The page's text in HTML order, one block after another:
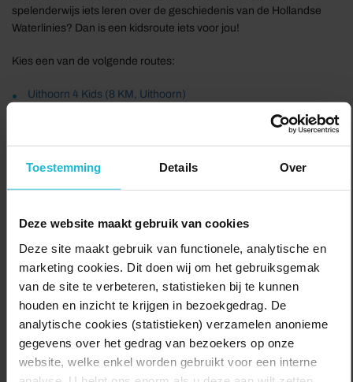
Toestemming Details Over
Deze website maakt gebruik van cookies
Deze site maakt gebruik van functionele, analytische en
marketing cookies. Dit doen wij om het gebruiksgemak
van de site te verbeteren, statistieken bij te kunnen
houden en inzicht te krijgen in bezoekgedrag. De
analytische cookies (statistieken) verzamelen anonieme
gegevens over het gedrag van bezoekers op onze
website, welke enkel worden gebruikt voor een interne
spelenderwijs iets leren over de geschiedenis van de Hollandse
Waterlinies? Dan is een kidsroute iets voor jou!
Kies een van de volgende routes:
Uithoorn 4 Kids (8 KM, Uithoorn)
Spionnenroute (1,5 KM, Houten)
Onderwaterpad Kids (7 KM, Schalkwijk)
Bezoek de website Delen: